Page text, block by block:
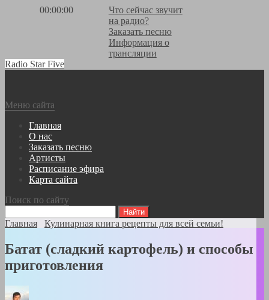
00:00:00
Что сейчас звучит
на радио?
Заказать песню
Информация о
трансляции
Radio Star Five
Меню сайта
Главная
О нас
Заказать песню
Артисты
Расписание эфира
Карта сайта
Поиск по сайту
Главная Кулинарная книга рецепты для всей семьи!
Батат (сладкий картофель) и способы
приготовления